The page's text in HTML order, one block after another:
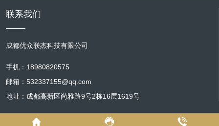
联系我们
成都优众联杰科技有限公司
手机：18980820575
邮箱：532337155@qq.com
地址：成都高新区尚雅路9号2栋16层1619号